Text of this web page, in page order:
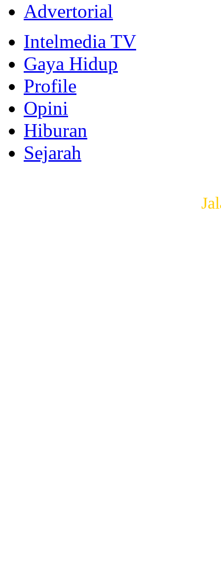
Advertorial
Intelmedia TV
Gaya Hidup
Profile
Opini
Hiburan
Sejarah